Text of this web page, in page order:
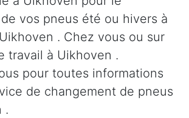
vos pneus été ou hivers à
. Chez vous ou sur
travail à Uikhoven .
pour toutes informations
de changement de pneus
.